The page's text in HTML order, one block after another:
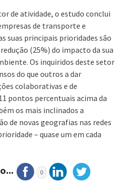
de atividade, o estudo conclui
de transporte e
suas principais prioridades são
(25%) do impacto da sua
Os inquiridos deste setor
do que outros a dar
colaborativas e de
pontos percentuais acima da
os mais inclinados a
de novas geografias nas redes
– quase um em cada
0